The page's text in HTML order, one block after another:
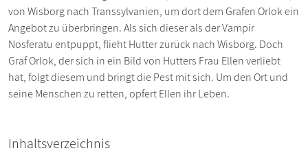
von Wisborg nach Transsylvanien, um dort dem Grafen Orlok ein
Angebot zu überbringen. Als sich dieser als der Vampir
Nosferatu entpuppt, flieht Hutter zurück nach Wisborg. Doch
Graf Orlok, der sich in ein Bild von Hutters Frau Ellen verliebt
hat, folgt diesem und bringt die Pest mit sich. Um den Ort und
seine Menschen zu retten, opfert Ellen ihr Leben.
Inhaltsverzeichnis